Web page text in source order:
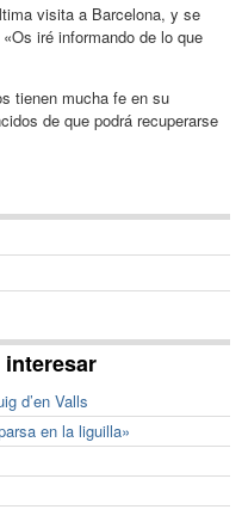
visita a Barcelona, y se
iré informando de lo que
tienen mucha fe en su
de que podrá recuperarse
interesar
d’en Valls
en la liguilla»